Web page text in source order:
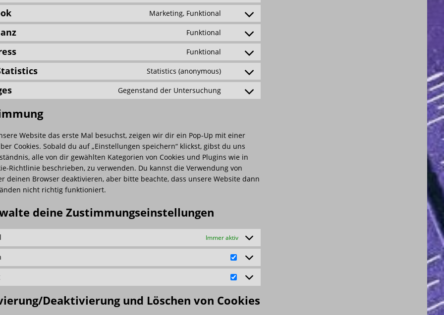
Marketing, Funktional
Funktional
Funktional
Statistics (anonymous)
Gegenstand der Untersuchung
Website das erste Mal besuchst, zeigen wir dir ein Pop-Up mit einer
Cookies. Sobald du auf „Einstellungen speichern“ klickst, gibst du uns
alle von dir gewählten Kategorien von Cookies und Plugins wie in
Richtlinie beschrieben, zu verwenden. Du kannst die Verwendung von
deinen Browser deaktivieren, aber bitte beachte, dass unsere Website dann
nicht richtig funktioniert.
deine Zustimmungseinstellungen
Immer aktiv
Deaktivierung und Löschen von Cookies